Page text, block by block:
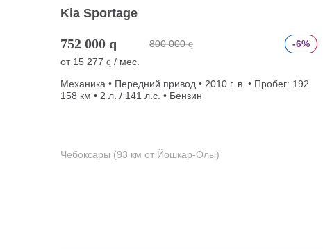
Kia Sportage
752 000 q 800 000 q
-6%
от 15 277 q / мес.
Механика • Передний привод • 2010 г. в. • Пробег: 192
158 км • 2 л. / 141 л.с. • Бензин
Чебоксары (93 км от Йошкар-Олы)